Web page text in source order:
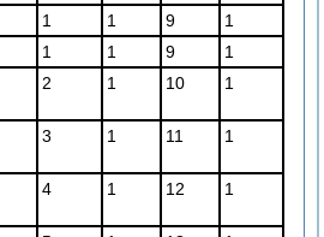
1 1 9
1
1 1 9
1
2 1 10 1
3 1 11 1
4 1 12 1